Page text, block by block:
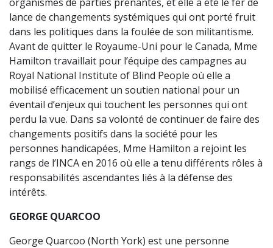
lance de changements systémiques qui ont porté fruit
dans les politiques dans la foulée de son militantisme.
Avant de quitter le Royaume-Uni pour le Canada, Mme
Hamilton travaillait pour l’équipe des campagnes au
Royal National Institute of Blind People où elle a
mobilisé efficacement un soutien national pour un
éventail d’enjeux qui touchent les personnes qui ont
perdu la vue. Dans sa volonté de continuer de faire des
changements positifs dans la société pour les
personnes handicapées, Mme Hamilton a rejoint les
rangs de l’INCA en 2016 où elle a tenu différents rôles à
responsabilités ascendantes liés à la défense des
intérêts.
GEORGE QUARCOO
George Quarcoo (North York) est une personne